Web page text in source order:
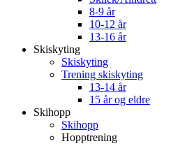
8-9 år
10-12 år
13-16 år
Skiskyting
Skiskyting
Trening skiskyting
13-14 år
15 år og eldre
Skihopp
Skihopp
Hopptrening